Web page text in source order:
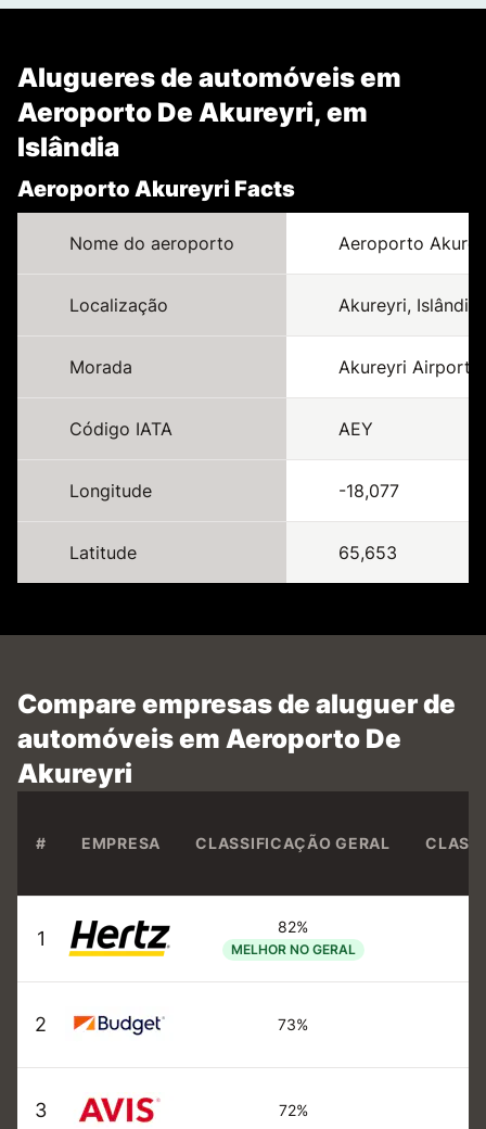
Alugueres de automóveis em
Aeroporto De Akureyri, em
Islândia
Aeroporto Akureyri Facts
Nome do aeroporto Aeroporto
Localização Akureyri, Islândia
Morada Akureyri Airport,
Código IATA AEY
Longitude -18,077
Latitude 65,653
Compare empresas de aluguer de
automóveis em Aeroporto De
Akureyri
# EMPRESA CLASSIFICAÇÃO GERAL
1
82%
MELHOR NO GERAL
2 73%
3 72%